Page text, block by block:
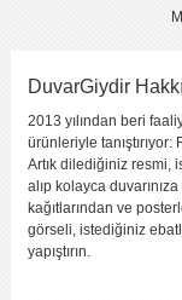
Kalitesi
Kolaylığı
Fiyat
renkler sitede
teşekkrler
(06.07.2014
DuvarGiydir
2013 yılından beri
ürünleriyle
Artık dilediğiniz resmi,
alıp kolayca
kağıtlarından ve
görseli, istediğiniz
yapıştırın.